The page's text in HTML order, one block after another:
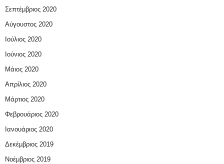
Σεπτέμβριος 2020
Αύγουστος 2020
Ιούλιος 2020
Ιούνιος 2020
Μάιος 2020
Απρίλιος 2020
Μάρτιος 2020
Φεβρουάριος 2020
Ιανουάριος 2020
Δεκέμβριος 2019
Νοέμβριος 2019